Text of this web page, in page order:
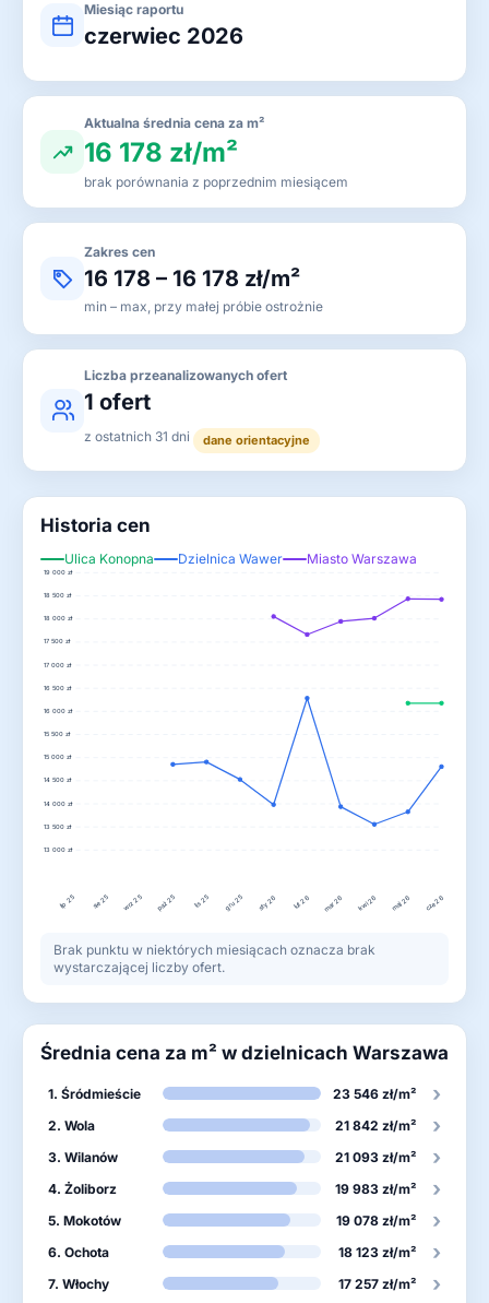
Miesiąc raportu
czerwiec 2026
Aktualna średnia cena za m²
16 178 zł/m²
brak porównania z poprzednim miesiącem
Zakres cen
16 178 – 16 178 zł/m²
min – max, przy małej próbie ostrożnie
Liczba przeanalizowanych ofert
1 ofert
z ostatnich 31 dni dane orientacyjne
Historia cen
Ulica Konopna Dzielnica Wawer Miasto Warszawa
13 000 zł
13 500 zł
14 000 zł
14 500 zł
15 000 zł
15 500 zł
16 000 zł
16 500 zł
17 000 zł
17 500 zł
18 000 zł
18 500 zł
19 000 zł
lip 25 sie 25 wrz 25 paź 25 lis 25 gru 25 sty 26 lut 26 mar 26 kwi 26 maj 26 cze 26
Brak punktu w niektórych miesiącach oznacza brak
wystarczającej liczby ofert.
Średnia cena za m² w dzielnicach Warszawa
1. Śródmieście 23 546 zł/m² ›
2. Wola 21 842 zł/m² ›
3. Wilanów 21 093 zł/m² ›
4. Żoliborz 19 983 zł/m² ›
5. Mokotów 19 078 zł/m² ›
6. Ochota 18 123 zł/m² ›
7. Włochy 17 257 zł/m² ›